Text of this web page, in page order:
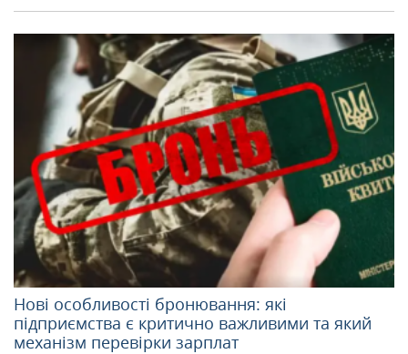
Нові особливості бронювання: які
підприємства є критично важливими та який
механізм перевірки зарплат